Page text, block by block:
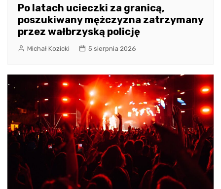
Po latach ucieczki za granicą,
poszukiwany mężczyzna zatrzymany
przez wałbrzyską policję
Michał Kozicki 5 sierpnia 2026